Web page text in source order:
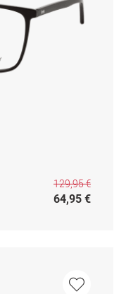
129,95 €
64,95 €